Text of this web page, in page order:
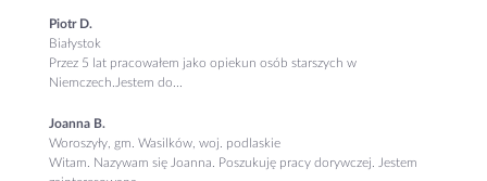
Piotr D.
Białystok
Przez 5 lat pracowałem jako opiekun osób starszych w
Niemczech.Jestem do...
Joanna B.
Woroszyły, gm. Wasilków, woj. podlaskie
Witam. Nazywam się Joanna. Poszukuję pracy dorywczej. Jestem